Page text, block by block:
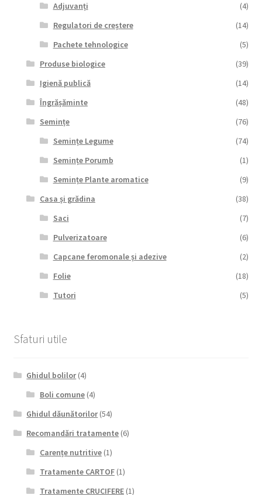
Adjuvanți
(4)
Regulatori de creștere
(14)
Pachete tehnologice
(5)
Produse biologice
(39)
Igienă publică
(14)
Îngrășăminte
(48)
Semințe
(76)
Semințe Legume
(74)
Semințe Porumb
(1)
Semințe Plante aromatice
(9)
Casa și grădina
(38)
Saci
(7)
Pulverizatoare
(6)
Capcane feromonale și adezive
(2)
Folie
(18)
Tutori
(5)
Sfaturi utile
Ghidul bolilor(4)
Boli comune(4)
Ghidul dăunătorilor(54)
Recomandări tratamente (6)
Carențe nutritive(1)
Tratamente CARTOF(1)
Tratamente CRUCIFERE(1)